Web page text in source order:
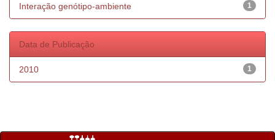
1
Interação genótipo-ambiente
Data de Publicação
1
2010